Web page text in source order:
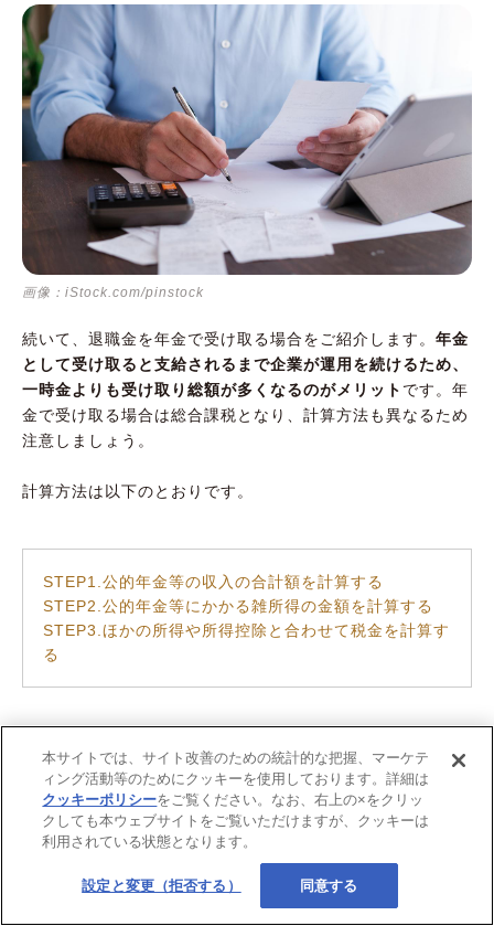
画像：iStock.com/pinstock
続いて、退職金を年金で受け取る場合をご紹介します。 年金
として受け取ると支給されるまで企業が運用を続けるため、
一時金よりも受け取り総額が多くなるのがメリット です。年
金で受け取る場合は総合課税となり、計算方法も異なるため
注意しましょう。
計算方法は以下のとおりです。
STEP1.公的年金等の収入の合計額を計算する
STEP2.公的年金等にかかる雑所得の金額を計算する
STEP3.ほかの所得や所得控除と合わせて税金を計算す
る
STEP1.公的年金等の収入の合計額を計算する
に分類されます。
本サイトでは、サイト改善のための統計的な把握、マーケテ
ィング活動等のためにクッキーを使用しております。詳細は
クッキーポリシーをご覧ください。なお、右上の×をクリッ
クしても本ウェブサイトをご覧いただけますが、クッキーは
利用されている状態となります。
設定と変更（拒否する） 同意する